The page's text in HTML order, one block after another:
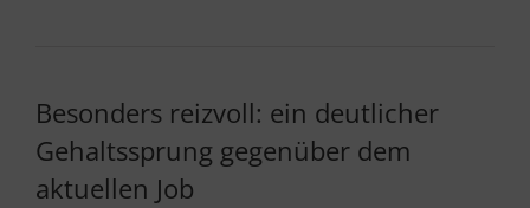
Besonders reizvoll: ein deutlicher
Gehaltssprung gegenüber dem
aktuellen Job